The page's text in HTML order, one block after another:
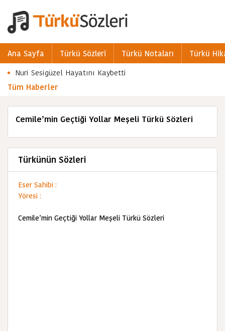
Ana Sayfa Türkü Sözleri Türkü Notaları
Türkü
Nuri Sesigüzel Hayatını Kaybetti
Tüm Haberler
Cemile’min Geçtiği Yollar Meşeli Türkü Sözleri
Türkünün Sözleri
Eser Sahibi :
Yöresi :
Cemile’min Geçtiği Yollar Meşeli Türkü Sözleri